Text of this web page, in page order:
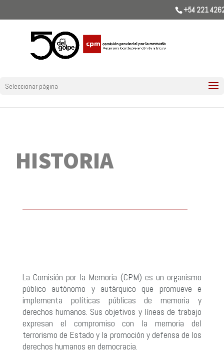
+54 221
Seleccionar página
HISTORIA
La Comisión por la Memoria (CPM) es un organismo
público autónomo y autárquico que promueve e
implementa políticas públicas de memoria y
derechos humanos. Sus objetivos y líneas de trabajo
expresan el compromiso con la memoria del
terrorismo de Estado y la promoción y defensa de los
derechos humanos en democracia.